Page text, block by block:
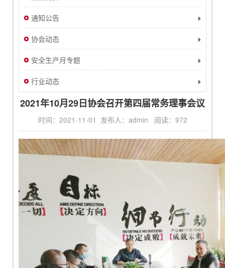
通知公告
协会动态
安全生产月专题
行业动态
2021年10月29日协会召开第四届常务理事会议
时间：2021-11-01 发布人：admin 阅读： 972